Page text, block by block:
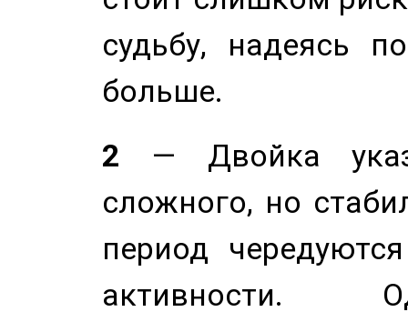
судьбу, надеясь
больше.
2 — Двойка
сложного, но
период
активности.